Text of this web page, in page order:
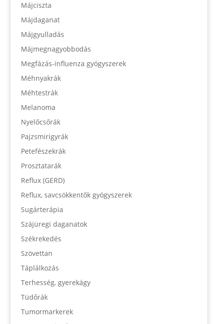
Májciszta
Májdaganat
Májgyulladás
Májmegnagyobbodás
Megfázás-influenza gyógyszerek
Méhnyakrák
Méhtestrák
Melanoma
Nyelőcsőrák
Pajzsmirigyrák
Petefészekrák
Prosztatarák
Reflux (GERD)
Reflux, savcsökkentők gyógyszerek
Sugárterápia
Szájüregi daganatok
Székrekedés
Szövettan
Táplálkozás
Terhesség, gyerekágy
Tüdőrák
Tumormarkerek